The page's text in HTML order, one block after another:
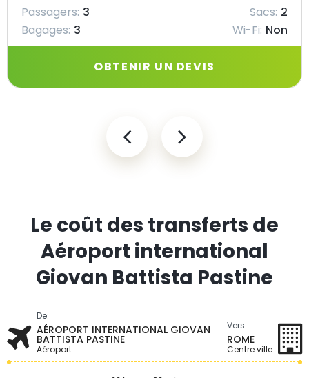
Passagers: 3 Sacs: 2
Bagages: 3 Wi-Fi: Non
OBTENIR UN DEVIS
Le coût des transferts de
Aéroport international
Giovan Battista Pastine
De:
AÉROPORT INTERNATIONAL GIOVAN
BATTISTA PASTINE
Aéroport
Vers:
ROME
Centre ville